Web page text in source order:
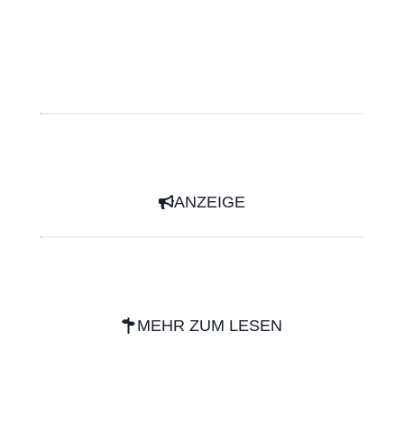
ANZEIGE
MEHR ZUM LESEN